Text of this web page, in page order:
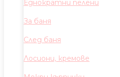
Еднократни пелени
За баня
След баня
Лосиони, кремове